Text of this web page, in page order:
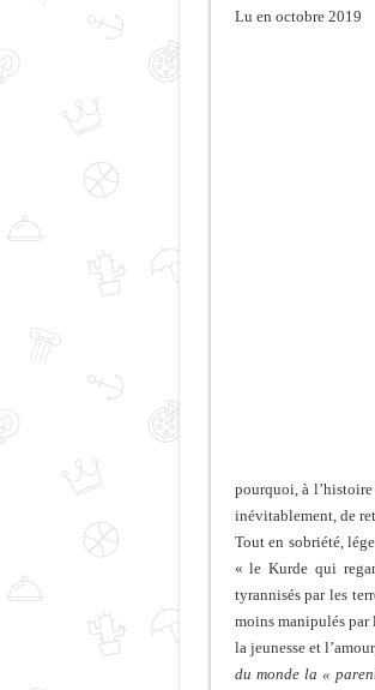
Lu en octobre 2019
pourquoi, à l’histoire
inévitablement, de
Tout en sobriété,
« le Kurde qui
tyrannisés par les
moins manipulés par
la jeunesse et
du monde la «